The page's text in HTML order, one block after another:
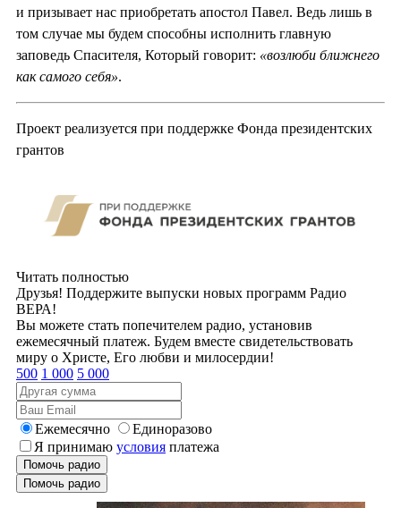
и призывает нас приобретать апостол Павел. Ведь лишь в
том случае мы будем способны исполнить главную
заповедь Спасителя, Который говорит: «возлюби ближнего
как самого себя».
Проект реализуется при поддержке Фонда президентских
грантов
Читать полностью
Друзья! Поддержите выпуски новых программ Радио
ВЕРА!
Вы можете стать попечителем радио, установив
ежемесячный платеж. Будем вместе свидетельствовать
миру о Христе, Его любви и милосердии!
500 1 000 5 000
Ежемесячно
Единоразово
Я принимаю условия платежа
Помочь радио
Помочь радио